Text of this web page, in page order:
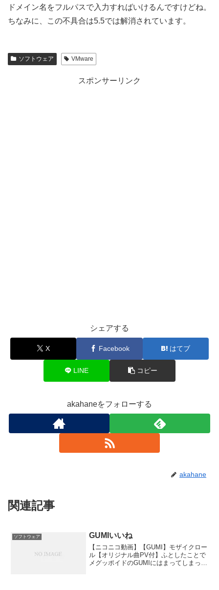
ドメイン名をフルパスで入力すればいけるんですけどね。
ちなみに、この不具合は5.5では解消されています。
ソフトウェア VMware
スポンサーリンク
シェアする
X Facebook はてブ
LINE コピー
akahaneをフォローする
akahane
関連記事
ソフトウェア GUMIいいね
【ニコニコ動画】【GUMI】モザイクロー
ル【オリジナル曲PV付】ふとしたことで
メグッポイドのGUMIにはまってしまっ